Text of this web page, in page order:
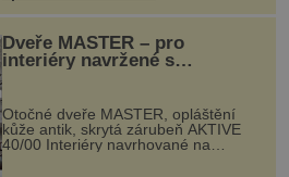
Dveře MASTER – pro
interiéry navržené s
rozumem i vášní!
Otočné dveře MASTER, opláštění
kůže antik, skrytá zárubeň AKTIVE
40/00 Interiéry navrhované na
zakázku často vyžadují atypické